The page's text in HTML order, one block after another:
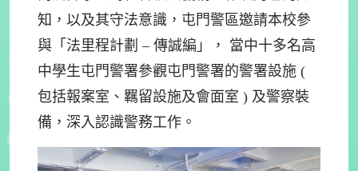
知，以及其守法意識，屯門警區邀請本校參
與「法里程計劃 – 傳誠編」， 當中十多名高
中學生屯門警署參觀屯門警署的警署設施 (
包括報案室、羈留設施及會面室 ) 及警察裝
備，深入認識警務工作。